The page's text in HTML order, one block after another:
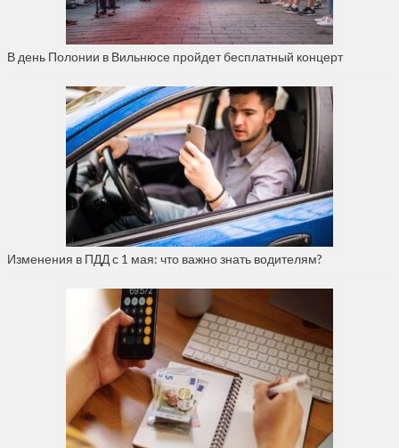
В день Полонии в Вильнюсе пройдет бесплатный концерт
Изменения в ПДД с 1 мая: что важно знать водителям?